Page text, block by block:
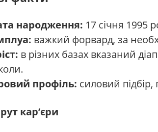
народження: 17 січня 1995
важкий форвард, за
в різних базах вказаний
профіль: силовий
кар’єри